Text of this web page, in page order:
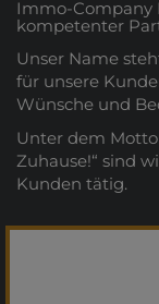
Immo-Company
kompetenter
Unser Name
für unsere
Wünsche und
Unter dem
Zuhause!“ sind
Kunden tätig.